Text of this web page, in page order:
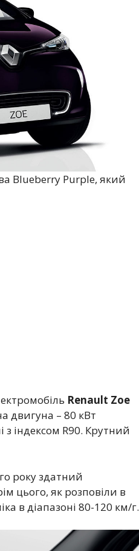
Blueberry Purple, який
Renault Zoe
двигуна – 80 кВт
з індексом R90. Крутний
року здатний
цього, як розповіли в
в діапазоні 80-120 км/г.